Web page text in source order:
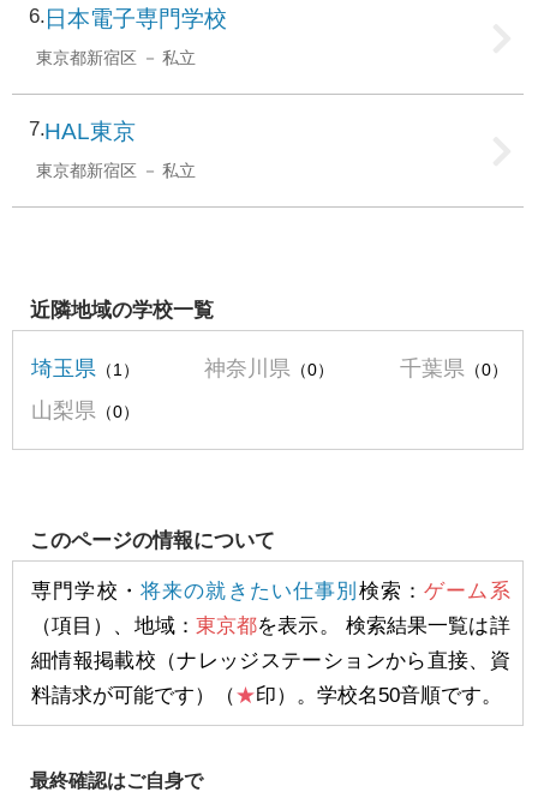
6 日本電子専門学校
東京都新宿区 私立
7 HAL東京
東京都新宿区 私立
近隣地域の学校一覧
埼玉県 （1） 神奈川県 （0） 千葉県 （0）
山梨県 （0）
このページの情報について
専門学校・ 将来の就きたい仕事別 検索：ゲーム系
（項目）、地域： 東京都を表示。 検索結果一覧は詳
細情報掲載校（ナレッジステーションから直接、資
料請求が可能です）（★印）。学校名50音順です。
最終確認はご自身で